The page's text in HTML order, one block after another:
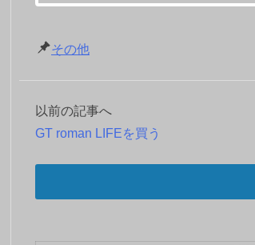
その他
投
以前の記事へ
GT roman LIFEを買う